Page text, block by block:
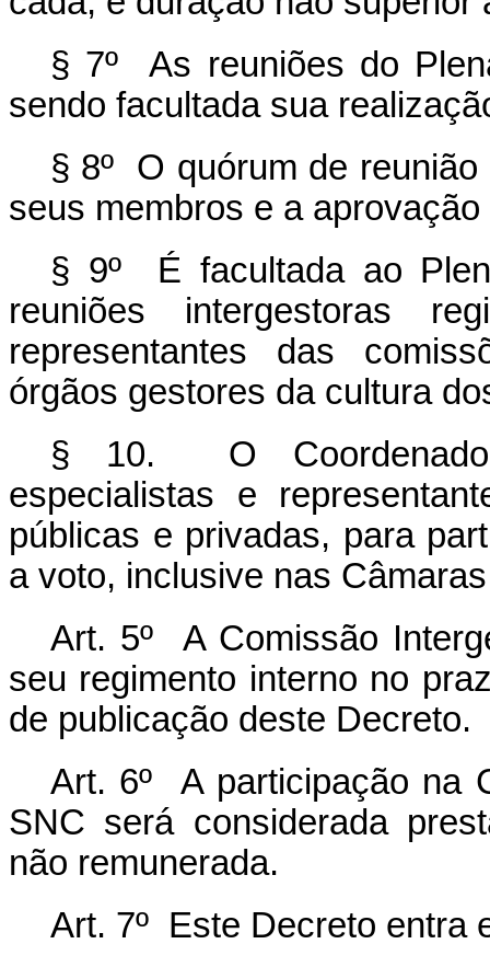
§ 7º As reuniões do
sendo facultada sua
§ 8º O quórum de
seus membros e a
§ 9º É facultada ao
reuniões intergestoras
representantes das
órgãos gestores da cultura
§ 10. O
especialistas e
públicas e privadas, para
a voto, inclusive nas
Art. 5º A Comissão
seu regimento interno no
de publicação deste Decreto.
Art. 6º A participação na
SNC será considerada
não remunerada.
Art. 7º Este Decreto entra